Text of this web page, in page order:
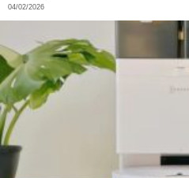
Lực hút siêu mạnh
sâu mọi bề mặt
DEEBOT T50 PRO OMNI
25.000Pa
, thuộc nhóm robot
04/02/2026